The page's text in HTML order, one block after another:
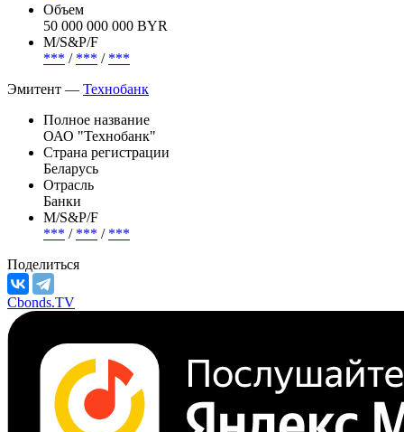
Объем
50 000 000 000 BYR
М/S&P/F
*** / *** / ***
Эмитент — Технобанк
Полное название
ОАО "Технобанк"
Страна регистрации
Беларусь
Отрасль
Банки
М/S&P/F
*** / *** / ***
Поделиться
Cbonds.TV